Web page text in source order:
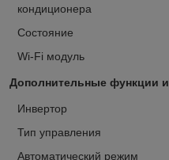
кондиционера
Состояние
Wi-Fi модуль
Дополнительные функции и
Инвертор
Тип управления
Автоматический режим